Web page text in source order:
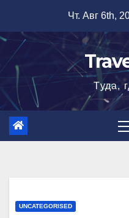
содержимому
Чт. Авг 6th,
Туда,
UNCATEGORISED